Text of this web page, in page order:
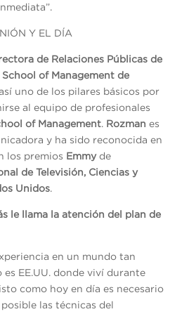
de Relaciones Públicas de
School of Management de
uno de los pilares básicos por
al equipo de profesionales
of Management. Rozman es
y ha sido reconocida en
los premios Emmyde
de Televisión, Ciencias y
Unidos.
le llama la atención del plan de
en un mundo tan
EE.UU. donde viví durante
como hoy en día es necesario
las técnicas del